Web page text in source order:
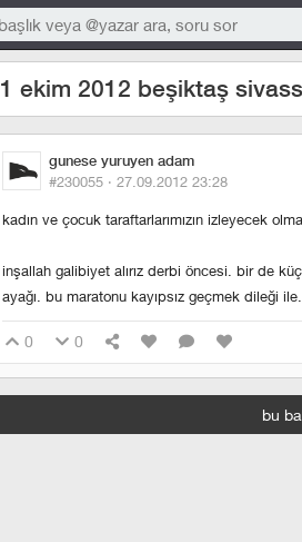
1 ekim 2012 beşiktaş
gunese yuruyen adam
#230055 · 27.09.2012 23:28
kadın ve çocuk taraftarlarımızın izleyecek
inşallah galibiyet alırız derbi öncesi. bir de
ayağı. bu maratonu kayıpsız geçmek dileği ile...
0 0
bu